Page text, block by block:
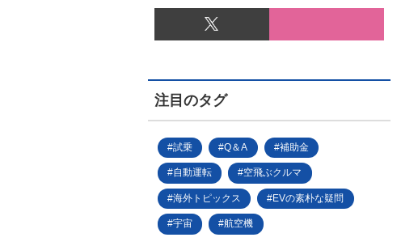
注目のタグ
試乗 Q＆A 補助金
自動運転 空飛ぶクルマ
海外トピックス EVの素朴な疑問
宇宙 航空機